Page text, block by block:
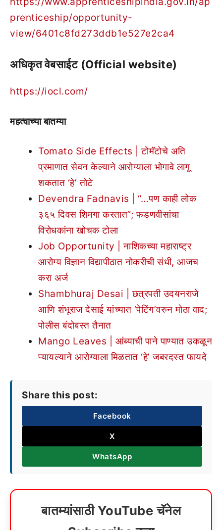
prenticeship/opportunity-
view/6401c8fd273ddb1e527e2ca4
अधिकृत वेबसाईट (Official website)
https://iocl.com/
महत्वाच्या बातम्या
Tomato Side Effects | टोमॅटोचे अति
प्रमाणात सेवन केल्याने आरोग्याला भोगावे लागू
शकतात ‘हे’ तोटे
Devendra Fadnavis | “…पण काही लोक
३६५ दिवस शिमगा करतात”; फडणवीसांचा
विरोधकांना खोचक टोला
Job Opportunity | नाशिकच्या महाराष्ट्र
आरोग्य विज्ञान विद्यापीठात नोकरीची संधी, आजच
करा अर्ज
Shambhuraj Desai | छत्रपती उदयनराजे
आणि शंभूराज देसाई यांच्यात ‘पेटिंग’वरुन मोठा वाद;
पोलीस बंदोबस्त तैनात
Mango Leaves | आंब्याची पाने पाण्यात उकळून
प्यायल्याने आरोग्याला मिळतात ‘हे’ जबरदस्त फायदे
Share this post:
Facebook
X
WhatsApp
बातम्यांसाठी YouTube चॅनेल